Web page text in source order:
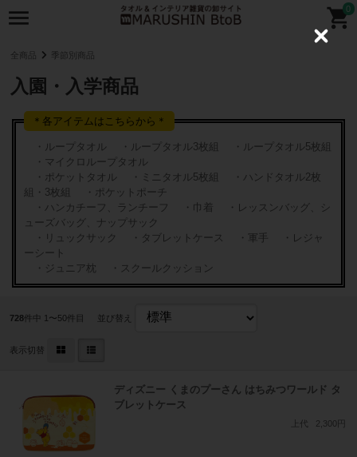
0
全商品 季節別商品
入園・入学商品
＊各アイテムはこちらから＊
・ループタオル ・ループタオル3枚組
・ループタオル5枚組
・マイクロループタオル
・ポケットタオル
・ミニタオル5枚組
・ハンドタオル2枚
組・3枚組
・ポケットポーチ
・ハンカチーフ、ランチーフ
・巾着
・レッスンバッグ、シ
ューズバッグ、ナップサック
・リュックサック
・タブレットケース ・軍手
・レジャ
ーシート
・ジュニア枕
・スクールクッション
728件中 1〜50件目 並び替え
表示切替
ディズニー くまのプーさん はちみつワールド タ
ブレットケース
上代 2,300円
C